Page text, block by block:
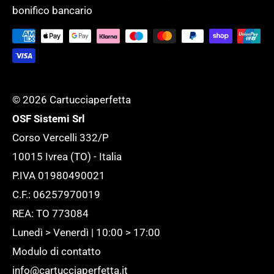
supportare l'ufficio ed adattarlo ad ogni
esigenza.
Tutte le novità
bonifico bancario
© 2026 Cartucciaperfetta
OSF Sistemi Srl
Corso Vercelli 332/P
10015 Ivrea (TO) - Italia
P.IVA 01980490021
C.F.: 06257970019
REA: TO 773084
Lunedì > Venerdì | 10:00 > 17:00
Modulo di contatto
info@cartucciaperfetta.it